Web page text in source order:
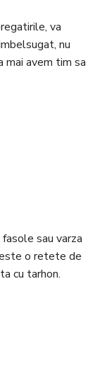
va
nu
mai avem tim sa
sau varza
o retete de
cu tarhon.